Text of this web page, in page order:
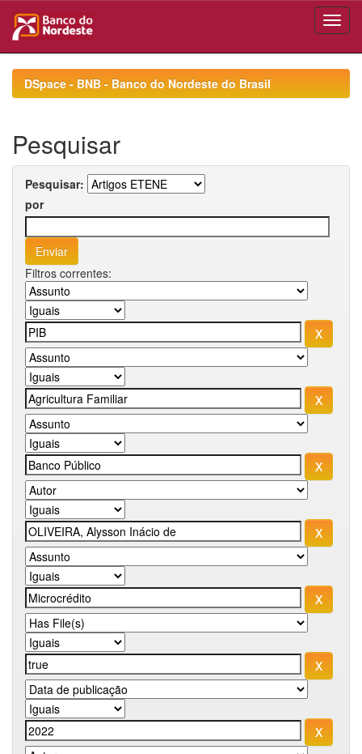
navigationDSpace - BNB - Banco do Nordeste do Brasil
Pesquisar
Pesquisar:
por
Filtros correntes: